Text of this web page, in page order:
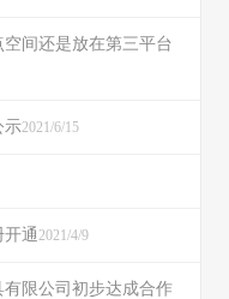
间还是放在第三平台
示2021/6/15
开通2021/4/9
限公司初步达成合作